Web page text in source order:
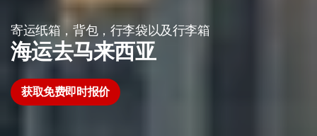
寄运纸箱，背包，行李袋以及行李箱
海运去马来西亚
获取免费即时报价